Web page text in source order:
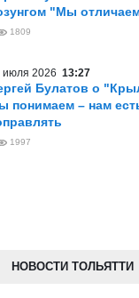
"Мы
1809
июля 2026 13:27
Булатов о
понимаем – нам
1997
НОВОСТИ ТОЛЬЯТТИ